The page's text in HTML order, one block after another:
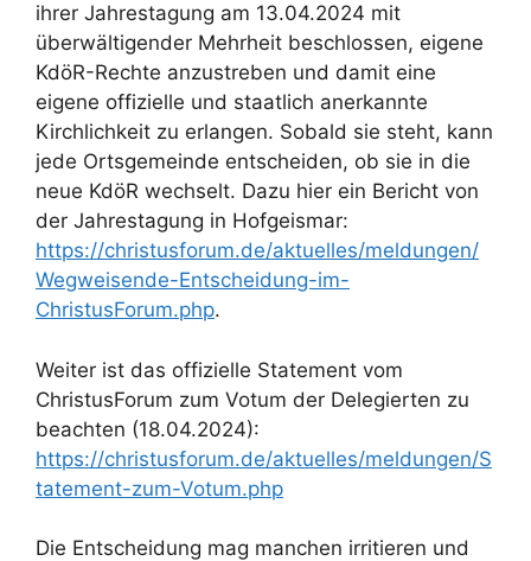
ihrer Jahrestagung am 13.04.2024 mit
überwältigender Mehrheit beschlossen, eigene
KdöR-Rechte anzustreben und damit eine
eigene offizielle und staatlich anerkannte
Kirchlichkeit zu erlangen. Sobald sie steht, kann
jede Ortsgemeinde entscheiden, ob sie in die
neue KdöR wechselt. Dazu hier ein Bericht von
der Jahrestagung in Hofgeismar:
https://christusforum.de/aktuelles/meldungen/
Wegweisende-Entscheidung-im-
ChristusForum.php.
Weiter ist das offizielle Statement vom
ChristusForum zum Votum der Delegierten zu
beachten (18.04.2024):
https://christusforum.de/aktuelles/meldungen/S
tatement-zum-Votum.php
Die Entscheidung mag manchen irritieren und